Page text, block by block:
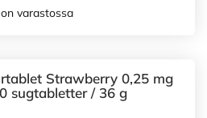
varastossa
Strawberry 0,25 mg
sugtabletter / 36 g